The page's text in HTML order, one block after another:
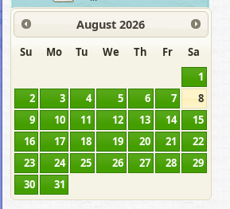
August 2026
Su Mo Tu We Th Fr
Sa
1
2
3 4 5 6 7
8
9
10 11 12 13 14
15
16
17 18 19 20 21
22
23
24 25 26 27 28
29
30
31